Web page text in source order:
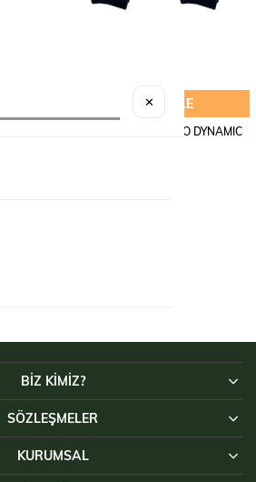
SEPETE EKLE
ÇORAP HAVLU THERMO DYNAMIC
BİZ KİMİZ?
SÖZLEŞMELER
KURUMSAL
✕